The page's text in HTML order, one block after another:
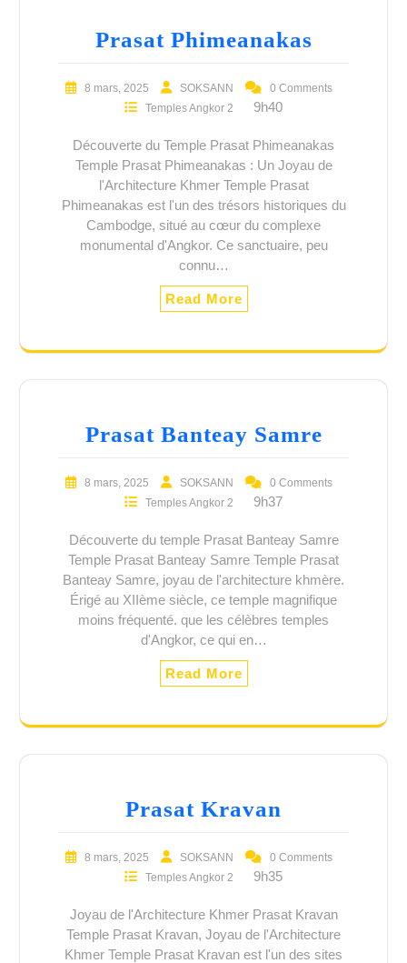
Prasat Phimeanakas
8 mars, 2025 SOKSANN
0 Comments
Temples Angkor 2
9h40
Découverte du Temple Prasat Phimeanakas
Temple Prasat Phimeanakas : Un Joyau de
l'Architecture Khmer Temple Prasat
Phimeanakas est l'un des trésors historiques du
Cambodge, situé au cœur du complexe
monumental d'Angkor. Ce sanctuaire, peu
connu…
Read More
Prasat Banteay Samre
8 mars, 2025 SOKSANN
0 Comments
Temples Angkor 2
9h37
Découverte du temple Prasat Banteay Samre
Temple Prasat Banteay Samre Temple Prasat
Banteay Samre, joyau de l'architecture khmère.
Érigé au XIIème siècle, ce temple magnifique
moins fréquenté. que les célèbres temples
d'Angkor, ce qui en…
Read More
Prasat Kravan
8 mars, 2025 SOKSANN
0 Comments
Temples Angkor 2
9h35
Joyau de l'Architecture Khmer Prasat Kravan
Temple Prasat Kravan, Joyau de l'Architecture
Khmer Temple Prasat Kravan est l'un des sites